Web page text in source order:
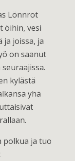
Lönnrot
öihin, vesi
ja joissa, ja
on saanut
kylästä
yhä
polkua ja tuo